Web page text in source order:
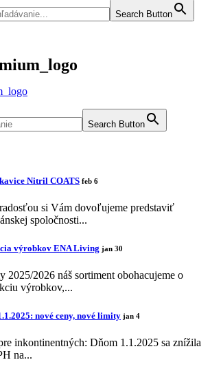
Search Button
Search Button
Nitril COATS feb 6
si Vám dovoľujeme predstaviť
spoločnosti...
výrobkov ENA Living jan 30
2025/2026 náš sortiment obohacujeme o
výrobkov,...
nové ceny, nové limity jan 4
inkontinentných: Dňom 1.1.2025 sa znížila
na...